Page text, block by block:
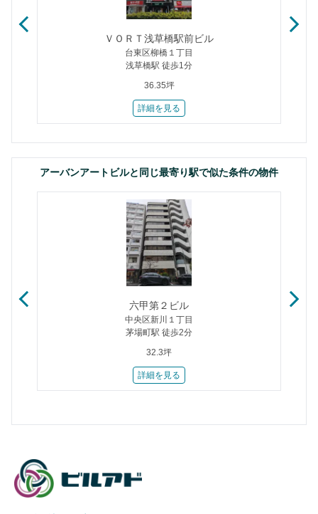
ＶＯＲＴ浅草橋駅前ビル
台東区柳橋１丁目
浅草橋駅 徒歩1分
36.35坪
詳細を見る
アーバンアートビルと同じ最寄り駅で似た条件の物件
六甲第２ビル
中央区新川１丁目
茅場町駅 徒歩2分
32.3坪
詳細を見る